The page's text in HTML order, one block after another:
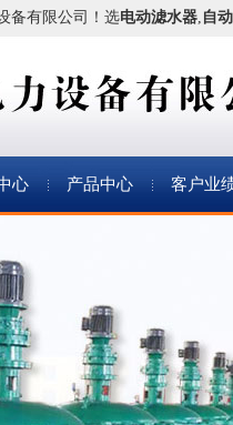
备有限公司！选电动滤水器, 自
心 产品中心 客户业